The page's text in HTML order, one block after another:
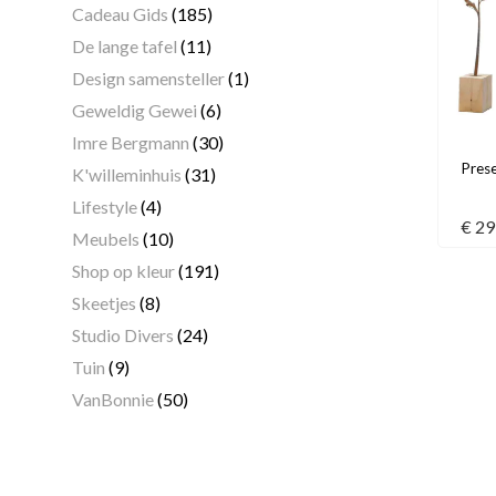
€
Cadeau Gids (185)
De lange tafel (11)
Design samensteller(1)
Geweldig Gewei (6)
Imre Bergmann (30)
K'willeminhuis (31)
Lifestyle(4)
Meubels (10)
Shop op kleur(191)
Skeetjes (8)
Studio Divers (24)
Tuin (9)
VanBonnie(50)